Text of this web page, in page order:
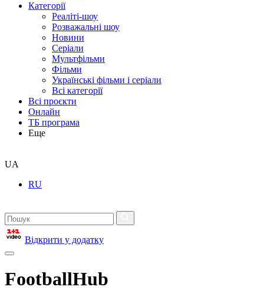
Категорії
Реаліті-шоу
Розважальні шоу
Новини
Серіали
Мультфільми
Фільми
Українські фільми і серіали
Всі категорії
Всі проєкти
Онлайн
ТБ програма
Еще
UA
RU
Відкрити у додатку
FootballHub